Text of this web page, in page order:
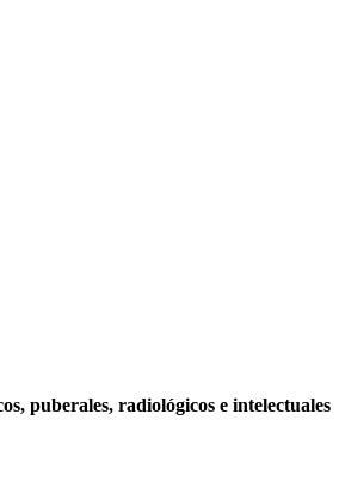
puberales, radiológicos e intelectuales